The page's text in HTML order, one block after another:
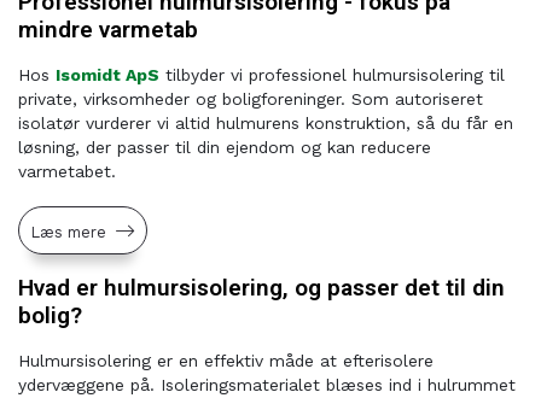
mindre varmetab
Hos Isomidt ApS tilbyder vi professionel hulmursisolering til
private, virksomheder og boligforeninger. Som autoriseret
isolatør vurderer vi altid hulmurens konstruktion, så du får en
løsning, der passer til din ejendom og kan reducere
varmetabet.
Læs mere
Hvad er hulmursisolering, og passer det til din
bolig?
Hulmursisolering er en effektiv måde at efterisolere
ydervæggene på. Isoleringsmaterialet blæses ind i hulrummet